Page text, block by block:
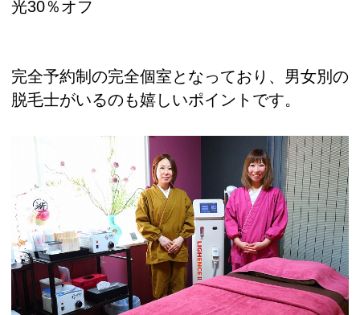
光30％オフ
完全予約制の完全個室となっており、男女別の
脱毛士がいるのも嬉しいポイントです。